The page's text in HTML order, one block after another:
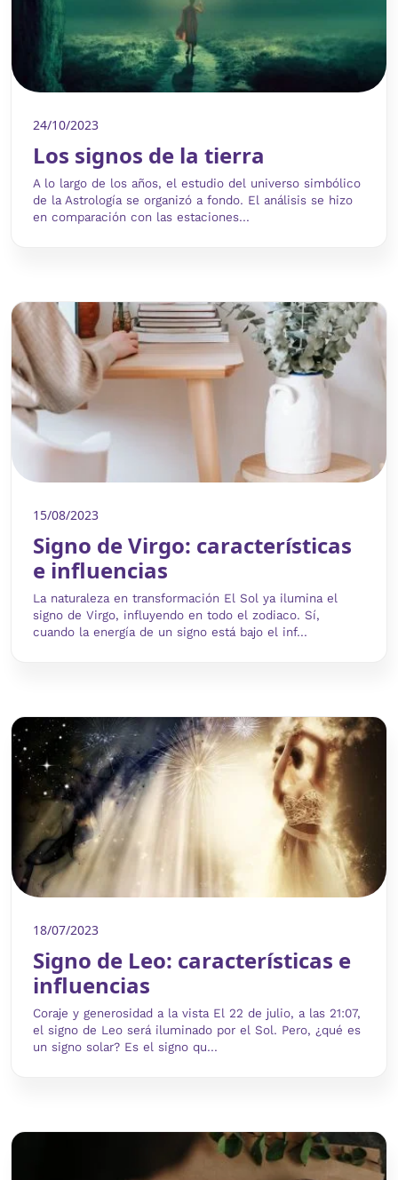
24/10/2023
Los signos de la tierra
A lo largo de los años, el estudio del universo simbólico
de la Astrología se organizó a fondo. El análisis se hizo
en comparación con las estaciones...
15/08/2023
Signo de Virgo: características
e influencias
La naturaleza en transformación El Sol ya ilumina el
signo de Virgo, influyendo en todo el zodiaco. Sí,
cuando la energía de un signo está bajo el inf...
18/07/2023
Signo de Leo: características e
influencias
Coraje y generosidad a la vista El 22 de julio, a las 21:07,
el signo de Leo será iluminado por el Sol. Pero, ¿qué es
un signo solar? Es el signo qu...